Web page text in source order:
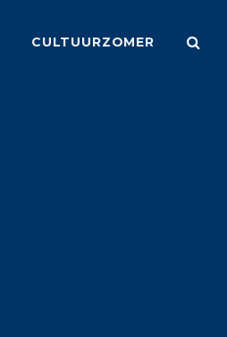
CULTUURZOMER